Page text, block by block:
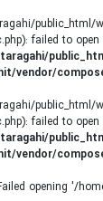
public_html/
failed to
vendor/
public_html/
failed to
vendor/
opening '/